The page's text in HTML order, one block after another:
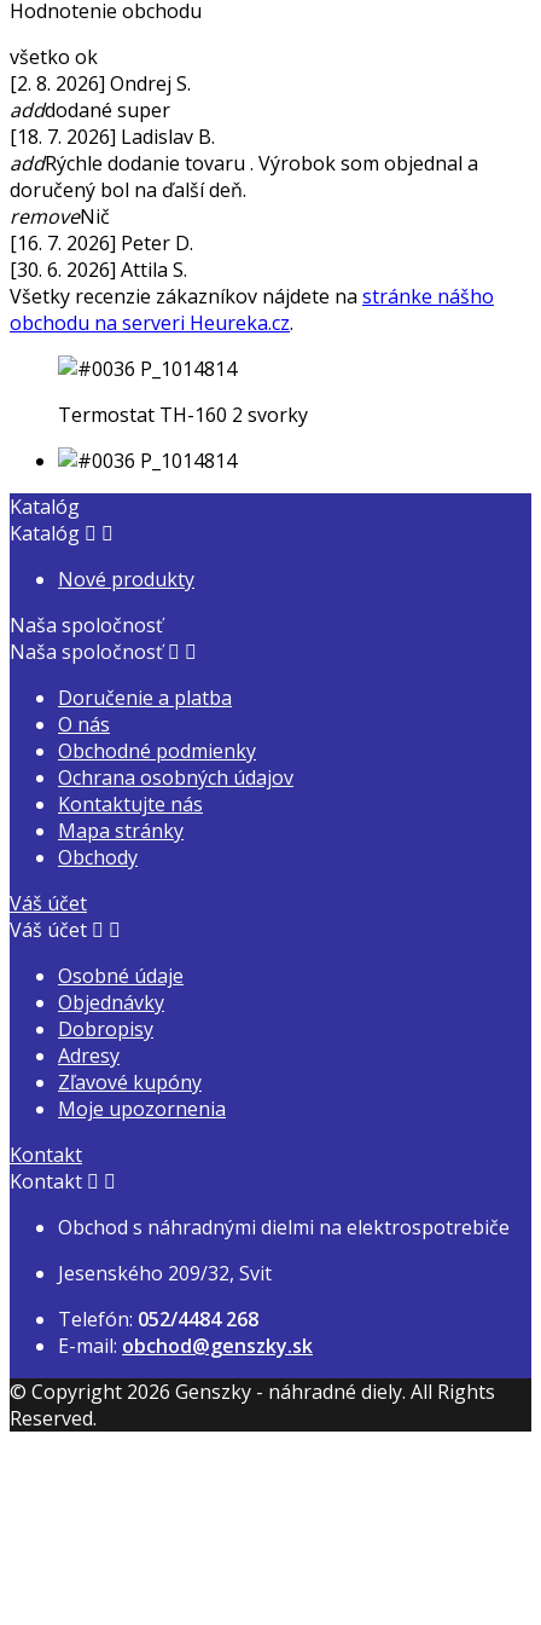
Hodnotenie obchodu
všetko ok
[2. 8. 2026] Ondrej S.
adddodané super
[18. 7. 2026] Ladislav B.
addRýchle dodanie tovaru . Výrobok som objednal a
doručený bol na ďalší deň.
removeNič
[16. 7. 2026] Peter D.
[30. 6. 2026] Attila S.
Všetky recenzie zákazníkov nájdete na stránke nášho
obchodu na serveri Heureka.cz.
Termostat TH-160 2 svorky
Katalóg
Katalóg  
Nové produkty
Naša spoločnosť
Naša spoločnosť  
Doručenie a platba
O nás
Obchodné podmienky
Ochrana osobných údajov
Kontaktujte nás
Mapa stránky
Obchody
Váš účet
Váš účet  
Osobné údaje
Objednávky
Dobropisy
Adresy
Zľavové kupóny
Moje upozornenia
Kontakt
Kontakt  
Obchod s náhradnými dielmi na elektrospotrebiče
Jesenského 209/32, Svit
Telefón: 052/4484 268
E-mail: obchod@genszky.sk
© Copyright 2026 Genszky - náhradné diely. All Rights
Reserved.